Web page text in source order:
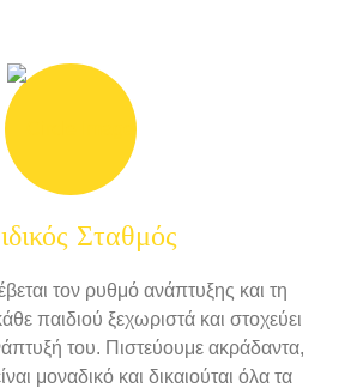
Σταθμός
τον ρυθμό ανάπτυξης και τη
παιδιού ξεχωριστά και στοχεύει
του. Πιστεύουμε ακράδαντα,
μοναδικό και δικαιούται όλα τα